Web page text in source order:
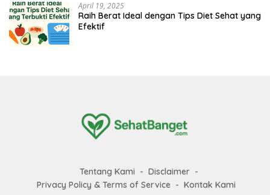
April 19, 2025
Raih Berat Ideal dengan Tips Diet Sehat yang
Efektif
Tentang Kami
Disclaimer
Privacy Policy & Terms of Service
Kontak Kami